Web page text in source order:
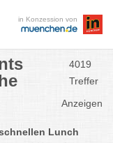
in Konzession von
4019
Treffer
Anzeigen
Lunch